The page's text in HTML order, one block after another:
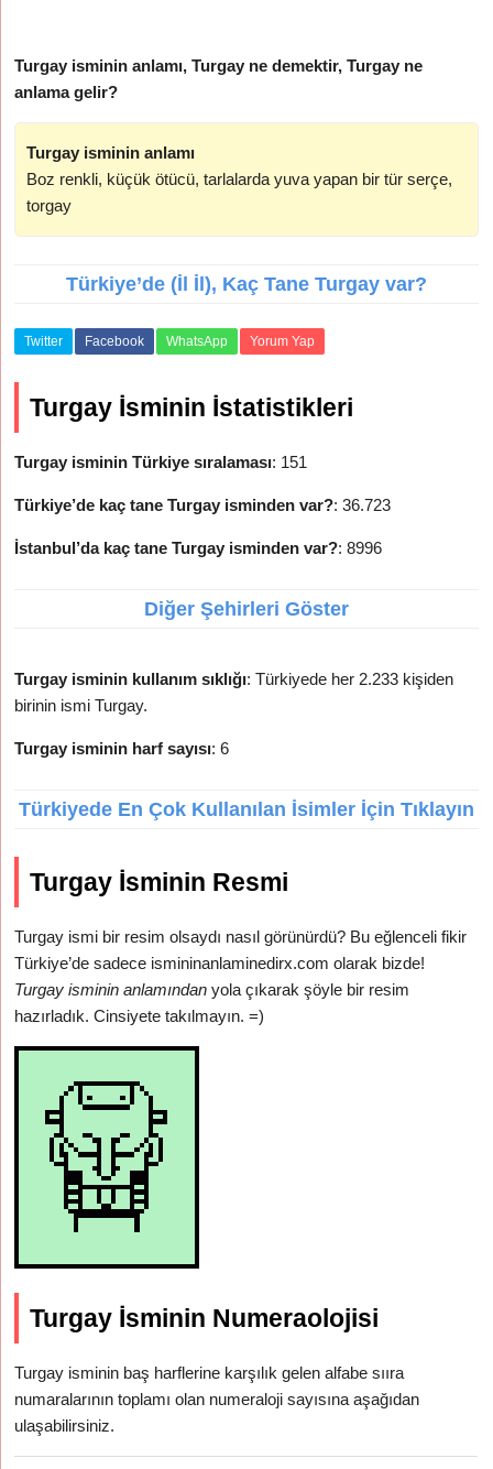
Turgay isminin anlamı, Turgay ne demektir, Turgay ne
anlama gelir?
Turgay isminin anlamı
Boz renkli, küçük ötücü, tarlalarda yuva yapan bir tür serçe,
torgay
Türkiye’de (İl İl), Kaç Tane Turgay var?
Twitter Facebook WhatsApp Yorum Yap
Turgay İsminin İstatistikleri
Turgay isminin Türkiye sıralaması: 151
Türkiye’de kaç tane Turgay isminden var?: 36.723
İstanbul’da kaç tane Turgay isminden var?: 8996
Diğer Şehirleri Göster
Turgay isminin kullanım sıklığı: Türkiyede her 2.233 kişiden
birinin ismi Turgay.
Turgay isminin harf sayısı: 6
Türkiyede En Çok Kullanılan İsimler İçin Tıklayın
Turgay İsminin Resmi
Turgay ismi bir resim olsaydı nasıl görünürdü? Bu eğlenceli fikir
Türkiye’de sadece ismininanlaminedirx.com olarak bizde!
Turgay isminin anlamından yola çıkarak şöyle bir resim
hazırladık. Cinsiyete takılmayın. =)
Turgay İsminin Numeraolojisi
Turgay isminin baş harflerine karşılık gelen alfabe sııra
numaralarının toplamı olan numeraloji sayısına aşağıdan
ulaşabilirsiniz.